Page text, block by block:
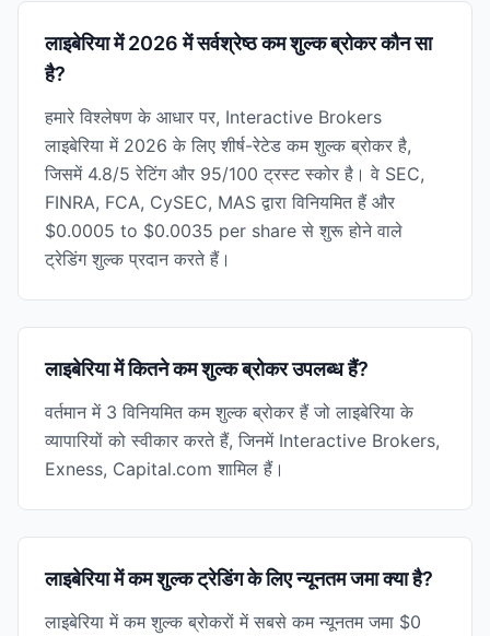
लाइबेरिया में 2026 में सर्वश्रेष्ठ कम शुल्क ब्रोकर कौन सा
है?
हमारे विश्लेषण के आधार पर, Interactive Brokers
लाइबेरिया में 2026 के लिए शीर्ष-रेटेड कम शुल्क ब्रोकर है,
जिसमें 4.8/5 रेटिंग और 95/100 ट्रस्ट स्कोर है। वे SEC,
FINRA, FCA, CySEC, MAS द्वारा विनियमित हैं और
$0.0005 to $0.0035 per share से शुरू होने वाले
ट्रेडिंग शुल्क प्रदान करते हैं।
लाइबेरिया में कितने कम शुल्क ब्रोकर उपलब्ध हैं?
वर्तमान में 3 विनियमित कम शुल्क ब्रोकर हैं जो लाइबेरिया के
व्यापारियों को स्वीकार करते हैं, जिनमें Interactive Brokers,
Exness, Capital.com शामिल हैं।
लाइबेरिया में कम शुल्क ट्रेडिंग के लिए न्यूनतम जमा क्या है?
लाइबेरिया में कम शुल्क ब्रोकरों में सबसे कम न्यूनतम जमा $0